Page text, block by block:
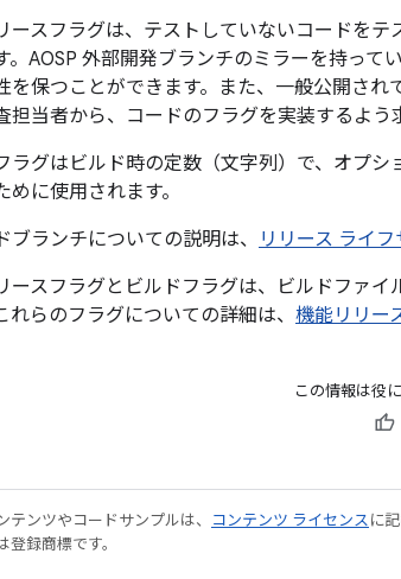
ースフラグは、テストしていないコードを
AOSP 外部開発ブランチのミラーを持って
を保つことができます。また、一般公開さ
担当者から、コードのフラグを実装するよう
ラグはビルド時の定数（文字列）で、オプ
めに使用されます。
ブランチについての説明は、
リリース ライ
ースフラグとビルドフラグは、ビルドファ
れらのフラグについての詳細は、 機能リリー
この情報は役
テンツやコードサンプルは、 コンテンツ ライセンスに
録商標です。